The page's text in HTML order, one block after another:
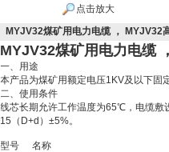
点击放大
MYJV32煤矿用电力电缆 ， MYJV32
MYJV32煤矿用电力电缆
一、用途
本产品为煤矿用额定电压1KV及以下固
二、使用条件
线芯长期允许工作温度为65℃，电缆
15（D+d）±5%。
型号
名称